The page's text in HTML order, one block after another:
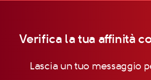
Verifica la tua affinità
Lascia un tuo messaggio